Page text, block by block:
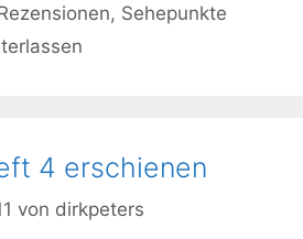
, Sehepunkte
4 erschienen
von dirkpeters